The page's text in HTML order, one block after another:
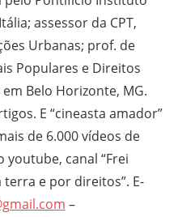
assessor da CPT,
Urbanas; prof. de
Populares e Direitos
Belo Horizonte, MG.
E “cineasta amador”
de 6.000 vídeos de
canal “Frei
e por direitos”. E-
–